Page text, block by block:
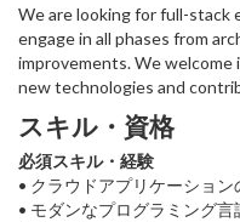
We are looking for full-stack
engage in all phases from
improvements. We welcome
new technologies and
スキル・資格
必須スキル・経験
• クラウドアプリケーション
• モダンなプログラミング